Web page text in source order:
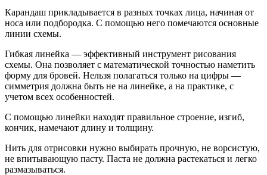
Карандаш прикладывается в разных точках лица, начиная от
носа или подбородка. С помощью него помечаются основные
линии схемы.
Гибкая линейка — эффективный инструмент рисования
схемы. Она позволяет с математической точностью наметить
форму для бровей. Нельзя полагаться только на цифры —
симметрия должна быть не на линейке, а на практике, с
учетом всех особенностей.
С помощью линейки находят правильное строение, изгиб,
кончик, намечают длину и толщину.
Нить для отрисовки нужно выбирать прочную, не ворсистую,
не впитывающую пасту. Паста не должна растекаться и легко
размазываться.